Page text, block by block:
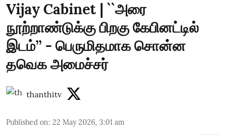
Vijay Cabinet | ``அரை
நூற்றாண்டுக்கு பிறகு கேபினட்டில்
இடம்’’ - பெருமிதமாக சொன்ன
தவெக அமைச்சர்
thanthitv
Published on: 22 May 2026, 3:01 am